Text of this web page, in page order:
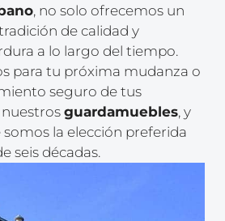
, no solo ofrecemos un
de calidad y
a lo largo del tiempo.
para tu próxima mudanza o
seguro de tus
guardamuebles, y
la elección preferida
seis décadas.